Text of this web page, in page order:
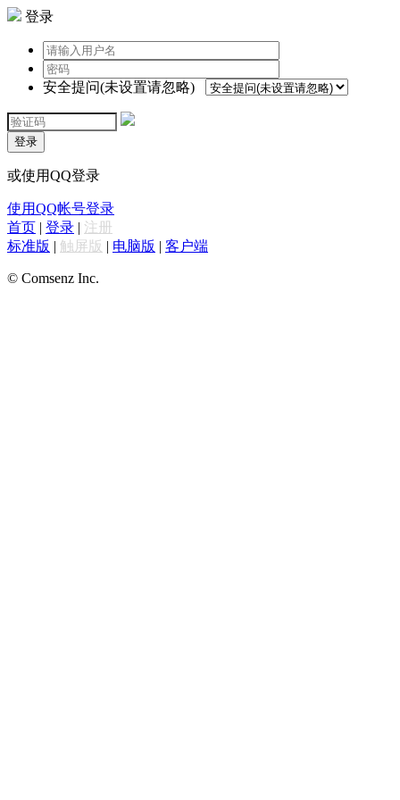
登录
安全提问(未设置请忽略)
登录
或使用QQ登录
使用QQ帐号登录
首页 | 登录 | 注册
标准版 | 触屏版 | 电脑版 | 客户端
© Comsenz Inc.